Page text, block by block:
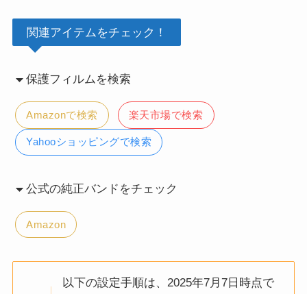
関連アイテムをチェック！
保護フィルムを検索
Amazonで検索 楽天市場で検索
Yahooショッピングで検索
公式の純正バンドをチェック
Amazon
以下の設定手順は、2025年7月7日時点で